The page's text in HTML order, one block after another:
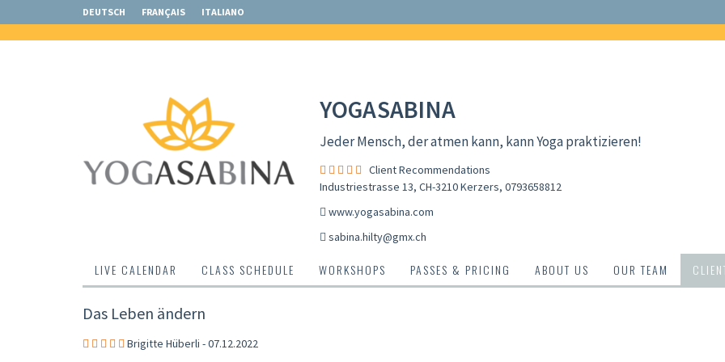
DEUTSCH FRANÇAIS ITALIANO
YOGASABINA
Jeder Mensch, der atmen kann, kann Yoga praktizieren!
Client Recommendations
Industriestrasse 13, CH-3210 Kerzers, 0793658812
www.yogasabina.com
sabina.hilty@gmx.ch
LIVE CALENDAR CLASS SCHEDULE WORKSHOPS PASSES & PRICING ABOUT US OUR TEAM
Das Leben ändern
Brigitte Hüberli - 07.12.2022